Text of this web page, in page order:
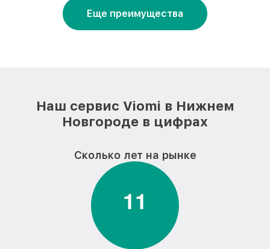
Еще преимущества
Наш сервис Viomi в Нижнем
Новгороде в цифрах
Сколько лет на рынке
11